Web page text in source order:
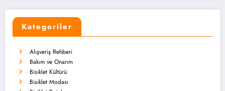
Kategoriler
Alışveriş Rehberi
Bakım ve Onarım
Bisiklet Kültürü
Bisiklet Modası